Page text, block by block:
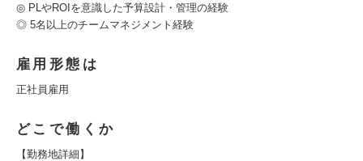
◎ PLやROIを意識した予算設計・管理の経験
◎ 5名以上のチームマネジメント経験
雇用形態は
正社員雇用
どこで働くか
【勤務地詳細】